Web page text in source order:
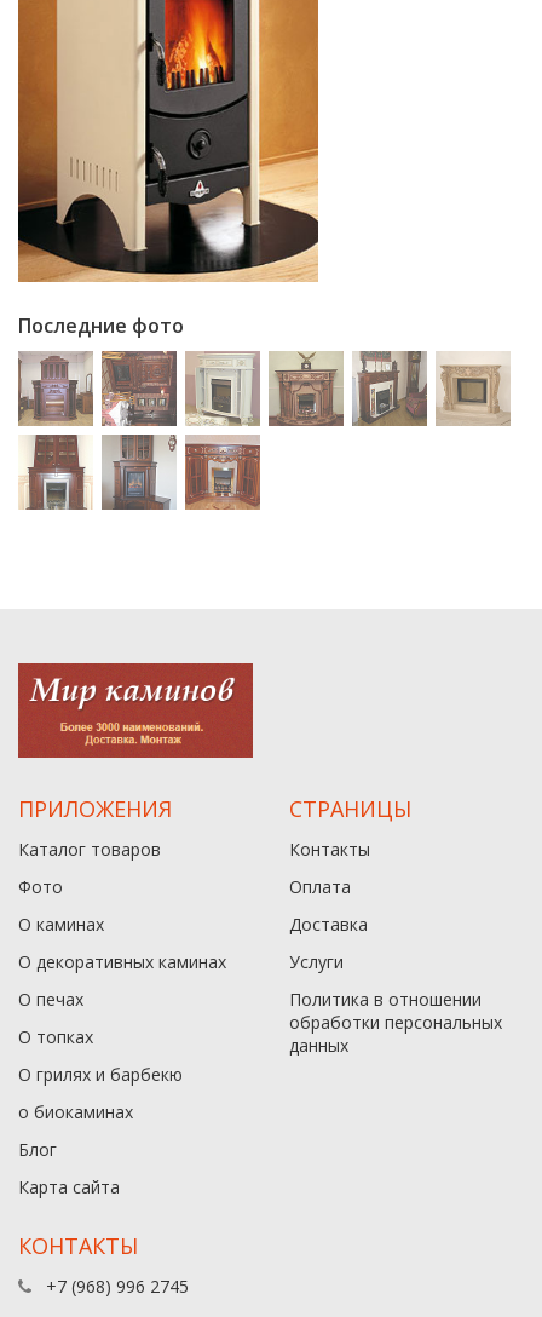
Последние фото
ПРИЛОЖЕНИЯ
Каталог товаров
Фото
О каминах
О декоративных каминах
О печах
О топках
О грилях и барбекю
о биокаминах
Блог
Карта сайта
СТРАНИЦЫ
Контакты
Оплата
Доставка
Услуги
Политика в отношении
обработки персональных
данныx
КОНТАКТЫ
+7 (968) 996 2745